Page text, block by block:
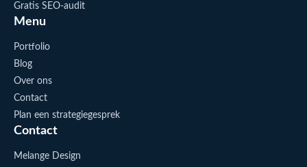
Gratis SEO-audit
Menu
Portfolio
Blog
Over ons
Contact
Plan een strategiegesprek
Contact
Melange Design